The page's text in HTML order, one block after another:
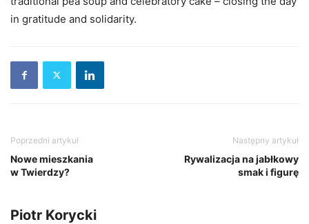
in gratitude and solidarity.
Poprzedni artykuł
Nowe mieszkania
w Twierdzy?
Następny artykuł
Rywalizacja na jabłkowy
smak i figurę
Piotr Korycki